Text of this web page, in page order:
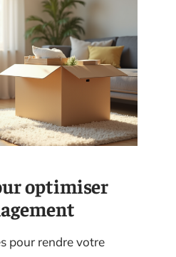
optimiser
pour rendre votre